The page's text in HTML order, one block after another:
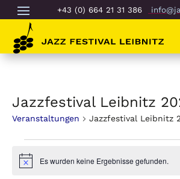
+43 (0) 664 21 31 386
Jazzfestival Leibnitz
Veranstaltungen Jazzfestival Leibnitz
HinweisEs wurden keine Ergebnisse gefunden.